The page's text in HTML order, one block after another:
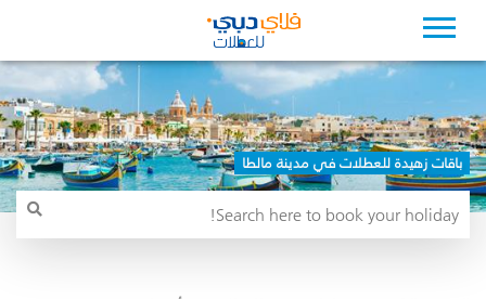
باقات زهيدة للعطلات في مدينة مالطا